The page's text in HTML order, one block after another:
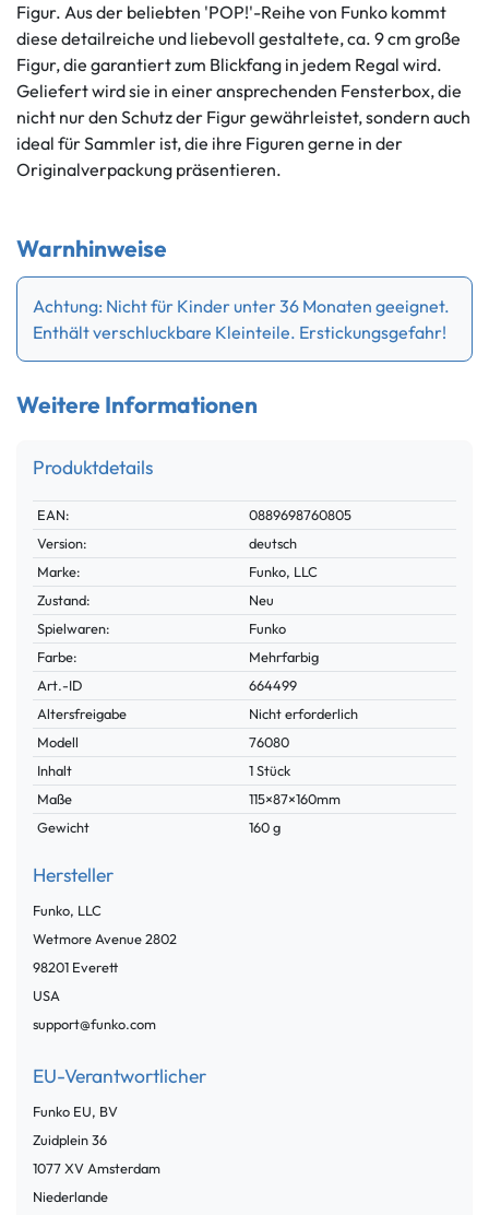
Figur. Aus der beliebten 'POP!'-Reihe von Funko kommt
diese detailreiche und liebevoll gestaltete, ca. 9 cm große
Figur, die garantiert zum Blickfang in jedem Regal wird.
Geliefert wird sie in einer ansprechenden Fensterbox, die
nicht nur den Schutz der Figur gewährleistet, sondern auch
ideal für Sammler ist, die ihre Figuren gerne in der
Originalverpackung präsentieren.
Warnhinweise
Achtung: Nicht für Kinder unter 36 Monaten geeignet.
Enthält verschluckbare Kleinteile. Erstickungsgefahr!
Weitere Informationen
Produktdetails
Technisches
Merkmal
Wert
EAN:
0889698760805
Version:
deutsch
Marke:
Funko, LLC
Zustand:
Neu
Spielwaren:
Funko
Farbe:
Mehrfarbig
Technisches
Merkmal
Wert
Art.-ID
664499
Altersfreigabe
Nicht erforderlich
Modell
76080
Inhalt
1 Stück
Maße
115×87×160mm
Gewicht
160 g
Hersteller
Funko, LLC
Wetmore Avenue2802
98201 Everett
USA
support@funko.com
EU-Verantwortlicher
Funko EU, BV
Zuidplein36
1077 XV Amsterdam
Niederlande